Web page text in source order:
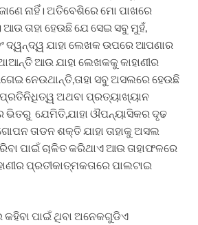
ନାହିଁ। ଅତିବେଶିରେ ମୋ ପାଖରେ
ତାହା ହେଉଛି ଯେ ସେଇ ସବୁ ମୁହଁ,
ଦ୍ୱନ୍ଦ୍ୱ ଯାହା ଲେଖକ ଉପରେ ଆପଣାର
ଆଉ ଯାହା ଲେଖକକୁ କାହାଣୀର
ନେଉଥାନ୍ତି,ତାହା ସବୁ ଅସଲରେ ହେଉଛି
ପ୍ରତିନିଧିତ୍ୱ ଅଥବା ପ୍ରତ୍ୟାଖ୍ୟାନ
ଭିତରୁ ଯେମିତି,ଯାହା ଔପନ୍ୟାସିକର ଦୃଢ
ତାଡନ ଶକ୍ତି ଯାହା ତାହାକୁ ଅସଲ
ପାଇଁ ଚାଳିତ କରିଥାଏ ଆଉ ତାହାଫଳରେ
ପ୍ରତୀକାତ୍ମକତାରେ ପାଲଟାଇ
ପାଇଁ ଥିବା ଅନେକଗୁଡିଏ